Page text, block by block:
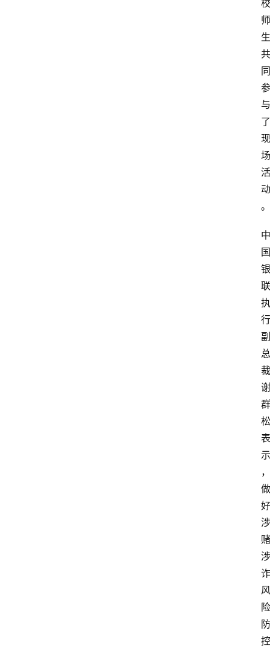
校
师
生
共
同
参
与
了
现
场
活
动
。
中
国
银
联
执
行
副
总
裁
谢
群
松
表
示
，
做
好
涉
赌
涉
诈
风
险
防
控